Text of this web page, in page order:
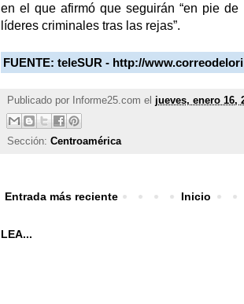
en el que afirmó que seguirán “en pie
líderes criminales tras las rejas”.
FUENTE: teleSUR - http://
Publicado por Informe25.com el jueves, enero 16,
Sección: Centroamérica
Entrada más reciente Inicio
LEA...